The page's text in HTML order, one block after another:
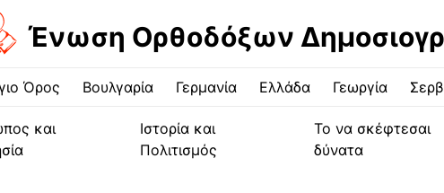
Ένωση Ορθοδόξων
Όρος Βουλγαρία Γερμανία Ελλάδα Γεωργία
και
Ιστορία και
Πολιτισμός
Το να σκέφτεσαι
δύνατα